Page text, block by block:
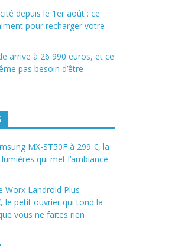
depuis le 1er août : ce
pour recharger votre
arrive à 26 990 euros, et ce
pas besoin d’être
MX-ST50F à 299 €, la
qui met l’ambiance
Worx Landroid Plus
le petit ouvrier qui tond la
vous ne faites rien